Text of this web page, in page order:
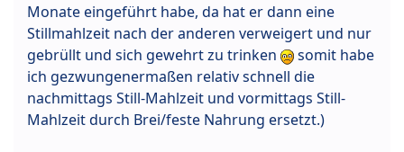
Monate eingeführt habe, da hat er dann eine
Stillmahlzeit nach der anderen verweigert und nur
gebrüllt und sich gewehrt zu trinken
somit habe
ich gezwungenermaßen relativ schnell die
nachmittags Still-Mahlzeit und vormittags Still-
Mahlzeit durch Brei/feste Nahrung ersetzt.)